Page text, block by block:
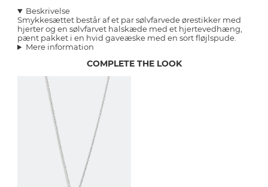
Beskrivelse
Smykkesættet består af et par sølvfarvede ørestikker med
hjerter og en sølvfarvet halskæde med et hjertevedhæng,
pænt pakket i en hvid gaveæske med en sort fløjlspude.
Mere information
COMPLETE THE LOOK